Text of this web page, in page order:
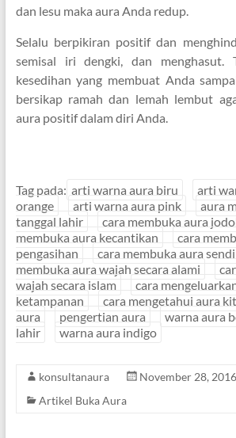
dan lesu maka aura Anda redup.
Selalu berpikiran positif dan
semisal iri dengki, dan menghasut.
kesedihan yang membuat Anda
bersikap ramah dan lemah lembut
aura positif dalam diri Anda.
Tag pada: arti warna aura biru
arti
orange
arti warna aura pink
aura
tanggal lahir
cara membuka aura
membuka aura kecantikan
cara
pengasihan
cara membuka aura
membuka aura wajah secara alami
wajah secara islam
cara
ketampanan
cara mengetahui aura
aura
pengertian aura
warna aura
lahir
warna aura indigo
konsultanaura
November 28, 2016
Artikel Buka Aura